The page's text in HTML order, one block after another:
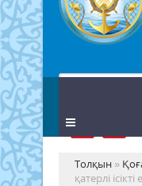
Толқын »
қатерлі